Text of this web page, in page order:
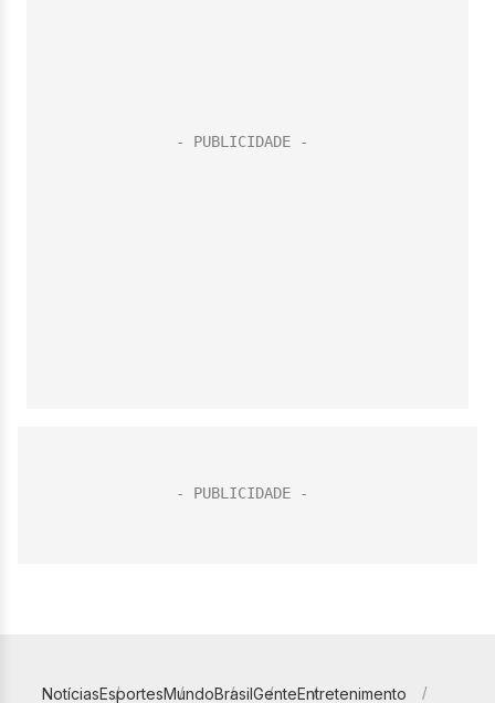
NotíciasEsportesMundoBrasilGenteEntretenimento